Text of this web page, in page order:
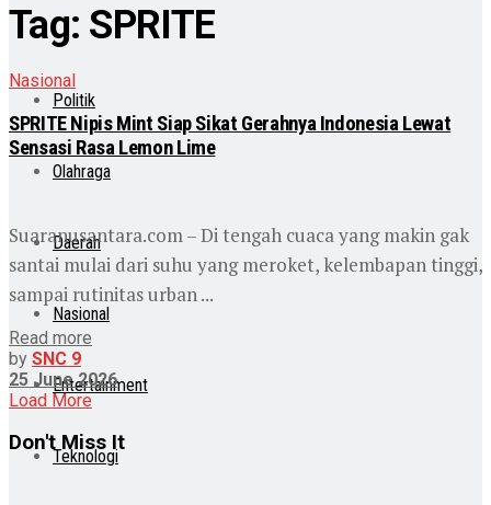
Politik
Olahraga
Daerah
Nasional
Entertainment
Teknologi
Tag: SPRITE
Nasional
SPRITE Nipis Mint Siap Sikat Gerahnya Indonesia Lewat
Sensasi Rasa Lemon Lime
Suaranusantara.com – Di tengah cuaca yang makin gak
santai mulai dari suhu yang meroket, kelembapan tinggi,
sampai rutinitas urban ...
Read more
by SNC 9
25 June 2026
Load More
Don't Miss It